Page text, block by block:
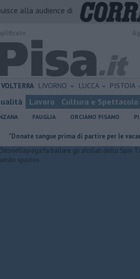
alla audience di
VOLTERRA LIVORNO LUCCA PISTOIA
Lavoro Cultura e Spettacolo
FAUGLIA ORCIANO PISANO
sangue prima di partire per le vacanze"